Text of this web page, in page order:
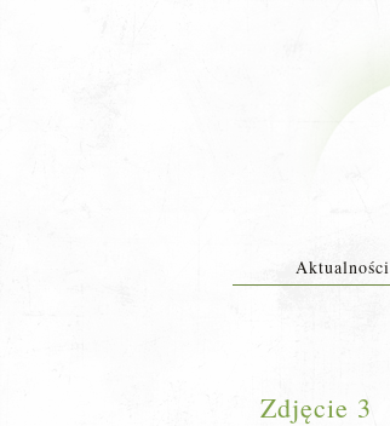
Aktualności
Zdjęcie 3